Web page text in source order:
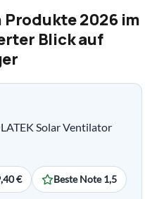
2026 im
Blick auf
Solar Ventilator
€ Beste Note 1,5